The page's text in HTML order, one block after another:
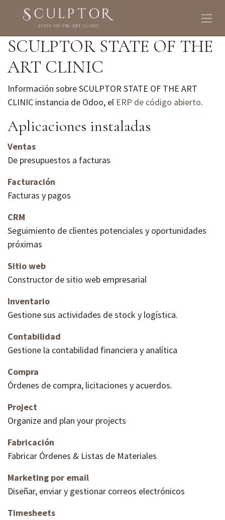
Ir al contenido
SCULPTOR STATE OF THE
ART CLINIC
Información sobre SCULPTOR STATE OF THE ART
CLINIC instancia de Odoo, el ERP de código abierto.
Aplicaciones instaladas
Ventas
De presupuestos a facturas
Facturación
Facturas y pagos
CRM
Seguimiento de clientes potenciales y oportunidades
próximas
Sitio web
Constructor de sitio web empresarial
Inventario
Gestione sus actividades de stock y logística.
Contabilidad
Gestione la contabilidad financiera y analítica
Compra
Órdenes de compra, licitaciones y acuerdos.
Project
Organize and plan your projects
Fabricación
Fabricar Órdenes & Listas de Materiales
Marketing por email
Diseñar, enviar y gestionar correos electrónicos
Timesheets